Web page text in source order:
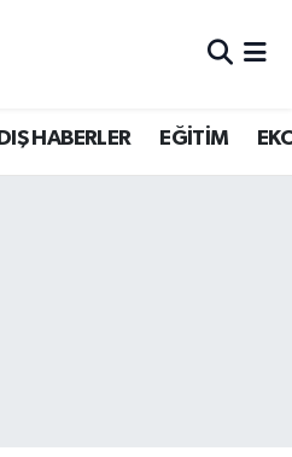
DIŞ HABERLER EĞİTİM